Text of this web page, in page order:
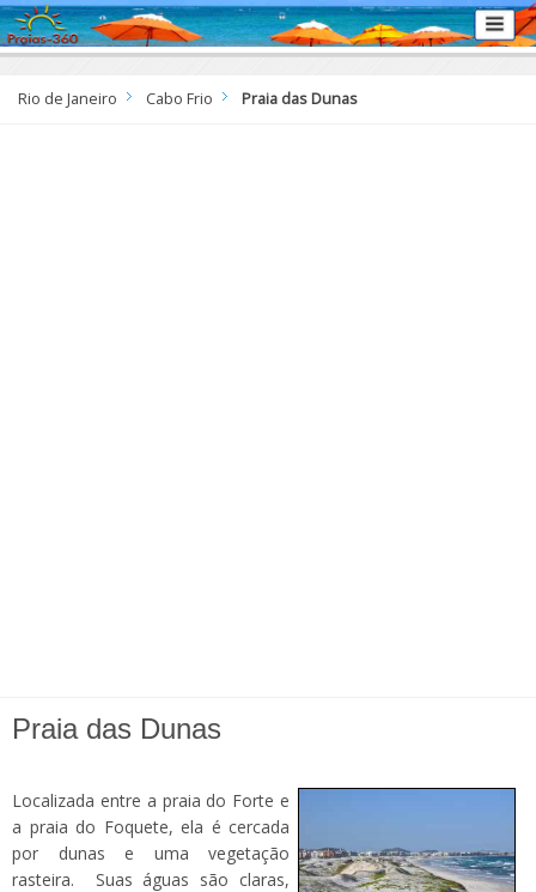
Rio de Janeiro Cabo Frio Praia das Dunas
Praia das Dunas
Localizada entre a praia do Forte e
a praia do Foquete, ela é cercada
por dunas e uma vegetação
rasteira. Suas águas são claras,